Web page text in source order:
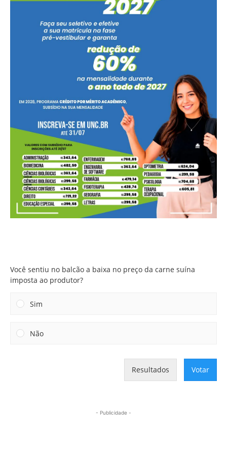
Você sentiu no balcão a baixa no preço da carne suína
imposta ao produtor?
Sim
Não
Resultados Votar
- Publicidade -